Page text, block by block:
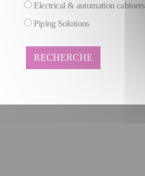
Electrical & automation cabinets
Piping Solutions
RECHERCHE